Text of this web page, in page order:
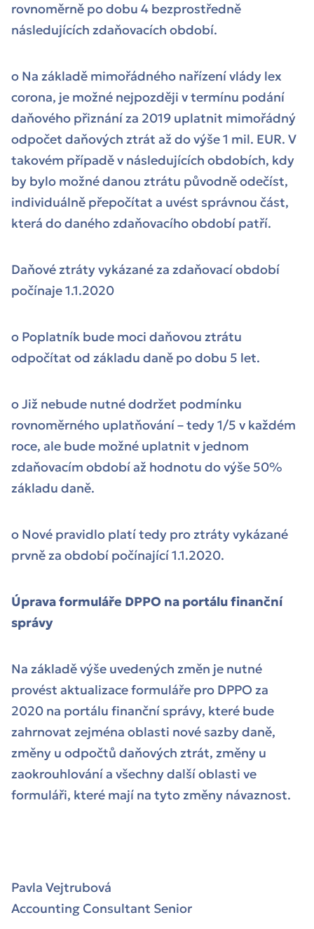
rovnoměrně po dobu 4 bezprostředně
následujících zdaňovacích období.
o Na základě mimořádného nařízení vlády lex
corona, je možné nejpozději v termínu podání
daňového přiznání za 2019 uplatnit mimořádný
odpočet daňových ztrát až do výše 1 mil. EUR. V
takovém případě v následujících obdobích, kdy
by bylo možné danou ztrátu původně odečíst,
individuálně přepočítat a uvést správnou část,
která do daného zdaňovacího období patří.
Daňové ztráty vykázané za zdaňovací období
počínaje 1.1.2020
o Poplatník bude moci daňovou ztrátu
odpočítat od základu daně po dobu 5 let.
o Již nebude nutné dodržet podmínku
rovnoměrného uplatňování – tedy 1/5 v každém
roce, ale bude možné uplatnit v jednom
zdaňovacím období až hodnotu do výše 50%
základu daně.
o Nové pravidlo platí tedy pro ztráty vykázané
prvně za období počínající 1.1.2020.
Úprava formuláře DPPO na portálu finanční
správy
Na základě výše uvedených změn je nutné
provést aktualizace formuláře pro DPPO za
2020 na portálu finanční správy, které bude
zahrnovat zejména oblasti nové sazby daně,
změny u odpočtů daňových ztrát, změny u
zaokrouhlování a všechny další oblasti ve
formuláři, které mají na tyto změny návaznost.
Pavla Vejtrubová
Accounting Consultant Senior